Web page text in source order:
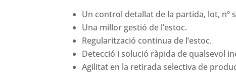
Un control detallat de la partida, lot, nº
Una millor gestió de l’estoc.
Regularització continua de l’estoc.
Detecció i solució ràpida de qualsevol
Agilitat en la retirada selectiva de